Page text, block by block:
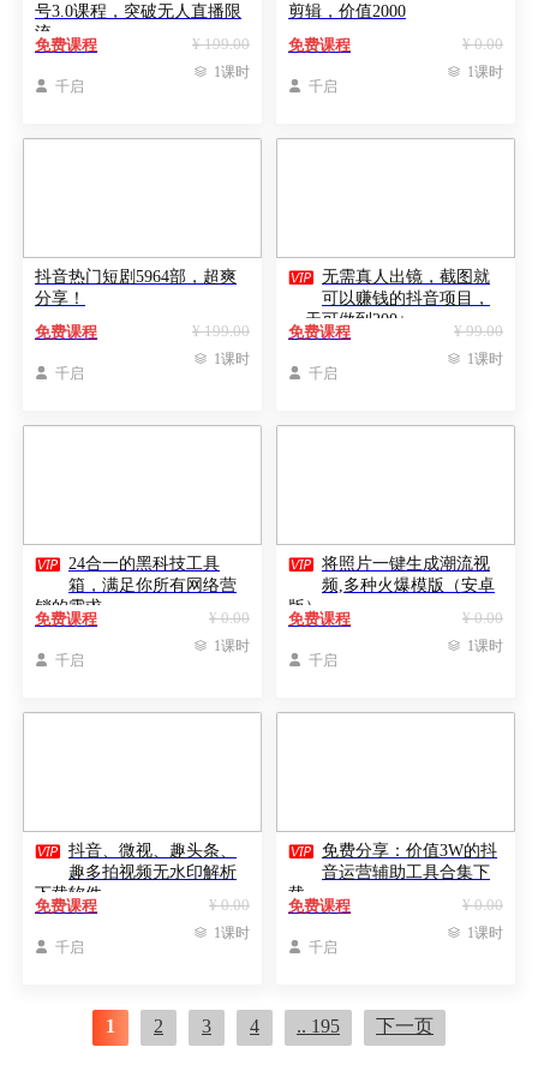
号3.0课程，突破无人直播限
流
¥ 199.00
免费课程
 千启
 1课时
剪辑，价值2000
¥ 0.00
免费课程
 千启
 1课时
抖音热门短剧5964部，超爽
分享！
¥ 199.00
免费课程
 千启
 1课时
 无需真人出镜，截图就
可以赚钱的抖音项目，
一天可做到200+
¥ 99.00
免费课程
 千启
 1课时
 24合一的黑科技工具
箱，满足你所有网络营
销的需求
¥ 0.00
免费课程
 千启
 1课时
 将照片一键生成潮流视
频,多种火爆模版（安卓
版）
¥ 0.00
免费课程
 千启
 1课时
 抖音、微视、趣头条、
趣多拍视频无水印解析
下载软件
¥ 0.00
免费课程
 千启
 1课时
 免费分享：价值3W的抖
音运营辅助工具合集下
载
¥ 0.00
免费课程
 千启
 1课时
1 2 3 4 .. 195 下一页